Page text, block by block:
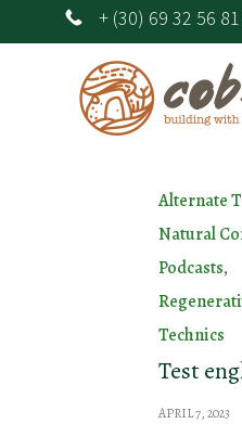
+ (30) 69 32 56
Category
Alternate
Natural
Podcasts,
Technics
Test
APRIL 7, 2023